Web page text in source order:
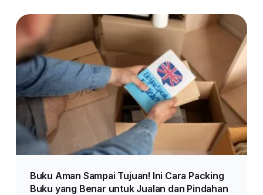
Buku Aman Sampai Tujuan! Ini Cara Packing
Buku yang Benar untuk Jualan dan Pindahan